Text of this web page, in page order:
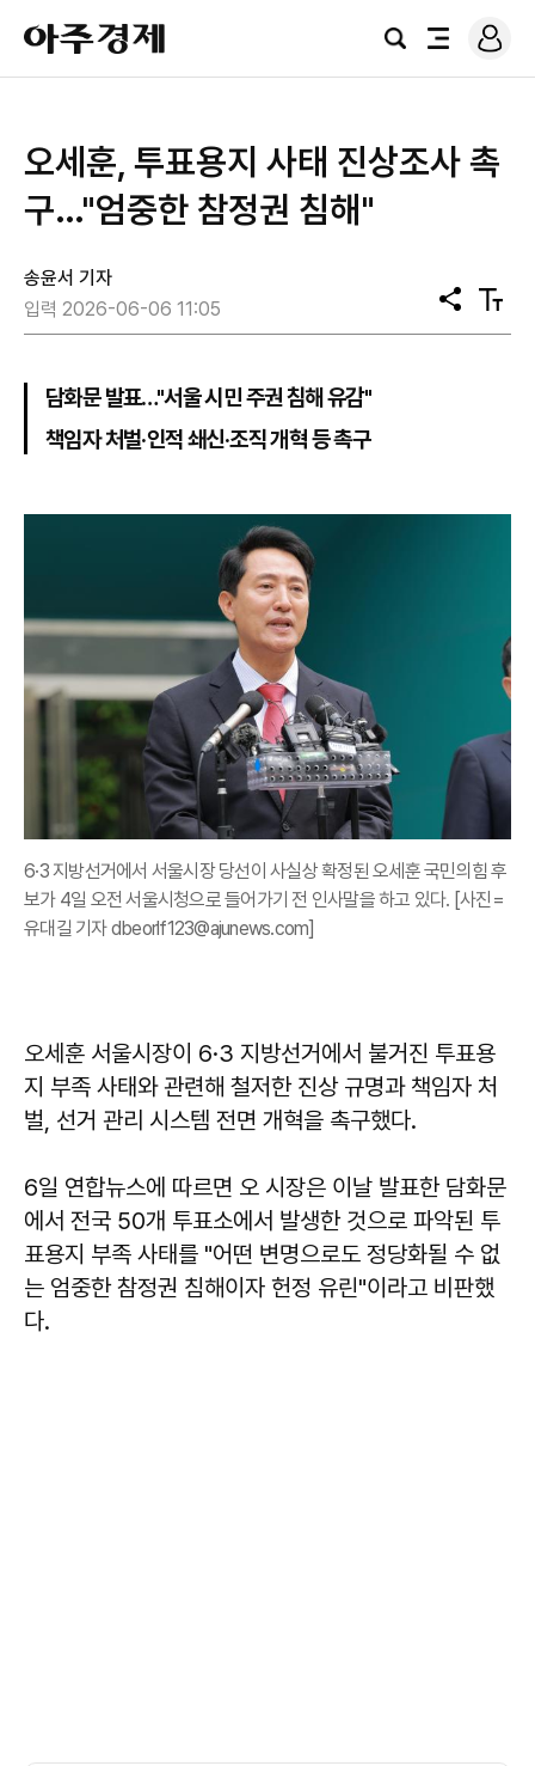
아
주
경
검
전
로
그
오세훈, 투표용지 사태 진상조사 촉
구…"엄중한 참정권 침해"
송윤서 기자
입력 2026-06-06 11:05
공
유
텍
스
담화문 발표…"서울 시민 주권 침해 유감"
책임자 처벌·인적 쇄신·조직 개혁 등 촉구
6·3 지방선거에서 서울시장 당선이 사실상 확정된 오세훈 국민의힘 후
보가 4일 오전 서울시청으로 들어가기 전 인사말을 하고 있다. [사진=
유대길 기자 dbeorlf123@ajunews.com]
오세훈 서울시장이 6·3 지방선거에서 불거진 투표용
지 부족 사태와 관련해 철저한 진상 규명과 책임자 처
벌, 선거 관리 시스템 전면 개혁을 촉구했다.
6일 연합뉴스에 따르면 오 시장은 이날 발표한 담화문
에서 전국 50개 투표소에서 발생한 것으로 파악된 투
표용지 부족 사태를 "어떤 변명으로도 정당화될 수 없
는 엄중한 참정권 침해이자 헌정 유린"이라고 비판했
다.